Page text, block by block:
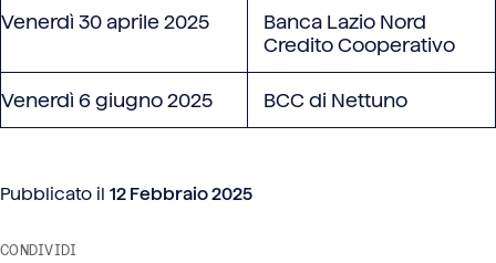
Venerdì 30 aprile 2025
Banca Lazio Nord
Credito Cooperativo
Venerdì 6 giugno 2025 BCC di Nettuno
Pubblicato il 12 Febbraio 2025
CONDIVIDI